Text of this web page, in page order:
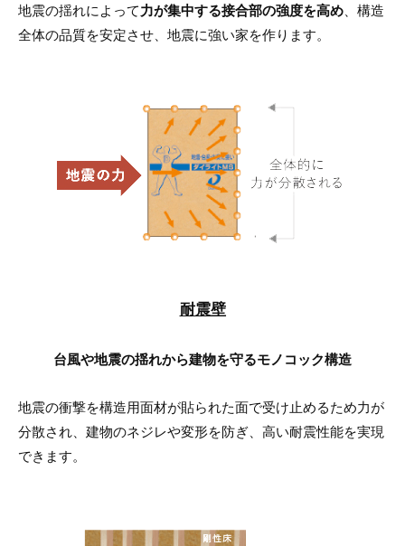
地震の揺れによって力が集中する接合部の強度を高め、構造
全体の品質を安定させ、地震に強い家を作ります。
耐震壁
台風や地震の揺れから建物を守るモノコック構造
地震の衝撃を構造用面材が貼られた面で受け止めるため力が
分散され、建物のネジレや変形を防ぎ、高い耐震性能を実現
できます。